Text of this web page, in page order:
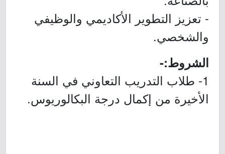
- تعزيز التطوير الأكاديمي والوظيفي
والشخصي.
الشروط:-
1- طلاب التدريب التعاوني في السنة
الأخيرة من إكمال درجة البكالوريوس.